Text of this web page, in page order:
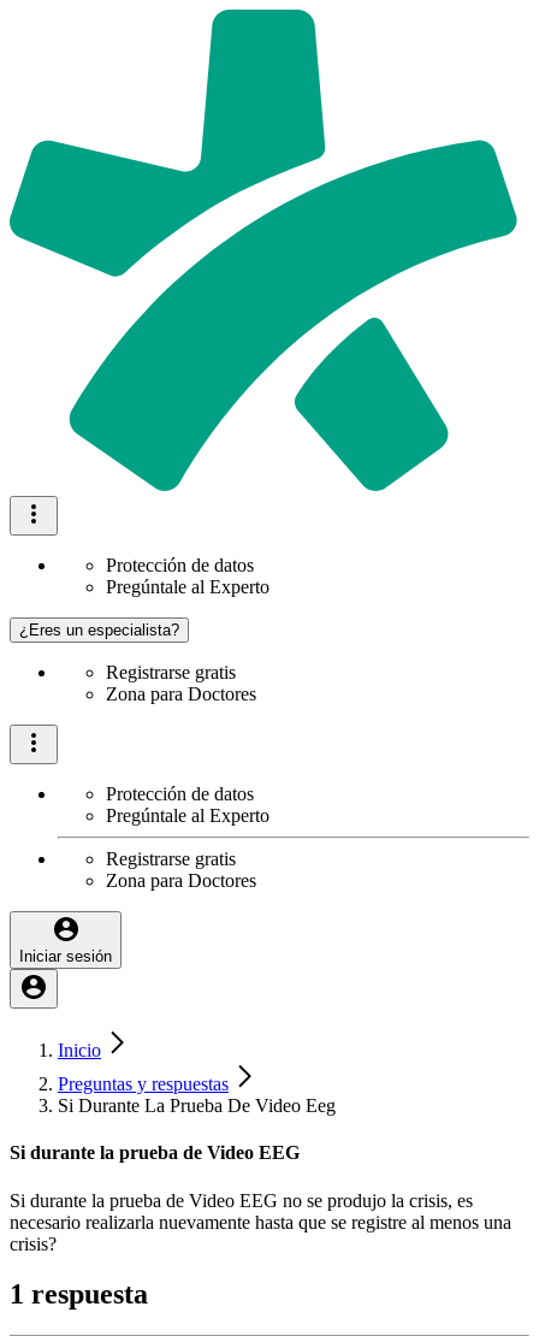
Protección de datos
Pregúntale al Experto
¿Eres un especialista?
Registrarse gratis
Zona para Doctores
Protección de datos
Pregúntale al Experto
Registrarse gratis
Zona para Doctores
Iniciar sesión
Inicio
Preguntas y respuestas
Si Durante La Prueba De Video Eeg
Si durante la prueba de Video EEG
Si durante la prueba de Video EEG no se produjo la crisis, es
necesario realizarla nuevamente hasta que se registre al menos una
crisis?
1 respuesta